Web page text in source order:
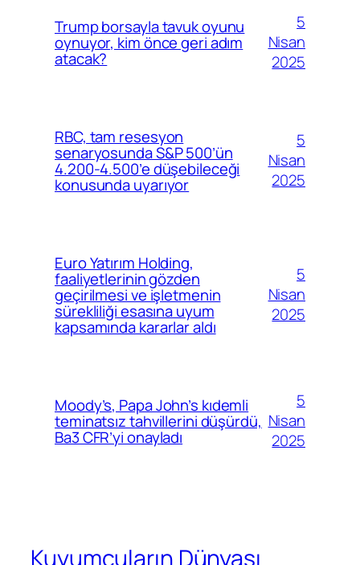
Trump borsayla tavuk oyunu
oynuyor, kim önce geri adım
atacak?
5
Nisan
2025
RBC, tam resesyon
senaryosunda S&P 500’ün
4.200-4.500’e düşebileceği
konusunda uyarıyor
5
Nisan
2025
Euro Yatırım Holding,
faaliyetlerinin gözden
geçirilmesi ve işletmenin
sürekliliği esasına uyum
kapsamında kararlar aldı
5
Nisan
2025
Moody’s, Papa John’s kıdemli
teminatsız tahvillerini düşürdü,
Ba3 CFR’yi onayladı
5
Nisan
2025
Kuyumcuların Dünyası